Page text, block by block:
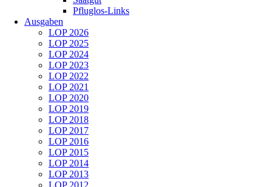
Pfluglos-Links
Ausgaben
LOP 2026
LOP 2025
LOP 2024
LOP 2023
LOP 2022
LOP 2021
LOP 2020
LOP 2019
LOP 2018
LOP 2017
LOP 2016
LOP 2015
LOP 2014
LOP 2013
LOP 2012